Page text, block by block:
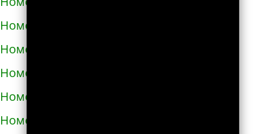
Номера телефонов такси в Таврийске
Номера телефонов такси в Тальном
Номера телефонов такси в Тараще
Номера телефонов такси в Татарбунарах
Номера телефонов такси в Теплодаре